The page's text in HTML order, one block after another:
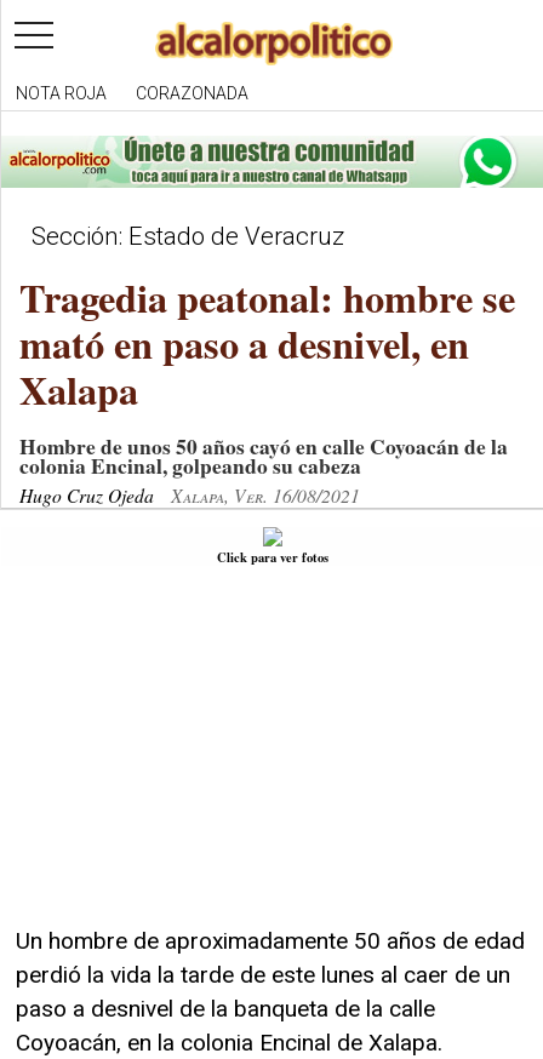
toggle
navigation
NOTA ROJA CORAZONADA
Sección: Estado de Veracruz
Tragedia peatonal: hombre se
mató en paso a desnivel, en
Xalapa
Hombre de unos 50 años cayó en calle Coyoacán de la
colonia Encinal, golpeando su cabeza
Hugo Cruz Ojeda Xalapa, Ver. 16/08/2021
Click para ver fotos
Un hombre de aproximadamente 50 años de edad
perdió la vida la tarde de este lunes al caer de un
paso a desnivel de la banqueta de la calle
Coyoacán, en la colonia Encinal de Xalapa.